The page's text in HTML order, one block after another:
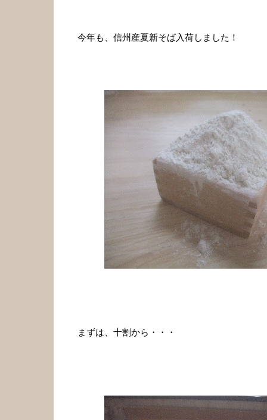
今年も、信州産夏新そば入荷しました！
まずは、十割から・・・